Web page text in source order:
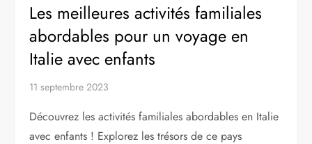
Les meilleures activités familiales
abordables pour un voyage en
Italie avec enfants
11 septembre 2023
Découvrez les activités familiales abordables en Italie
avec enfants ! Explorez les trésors de ce pays